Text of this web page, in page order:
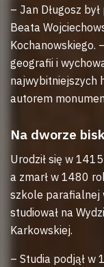
– Jan Długosz
Beata
Kochanowskiego.
geografii i
najwybitniejszych
autorem
Na dworze
Urodził się w
a zmarł w 1480
szkole parafialnej
studiował na
Karkowskiej.
– Studia podjął w